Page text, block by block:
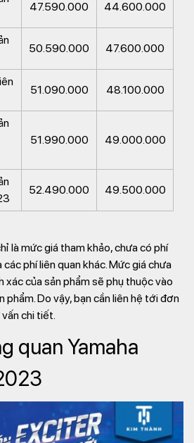
47.590.000 44.600.000
50.590.000 47.600.000
51.090.000 48.100.000
51.990.000 49.000.000
52.490.000 49.500.000
là mức giá tham khảo, chưa có phí
phí liên quan khác. Mức giá chưa
xác của sản phẩm sẽ phụ thuộc vào
phẩm. Do vậy, bạn cần liên hệ tới đơn
chi tiết.
quan Yamaha